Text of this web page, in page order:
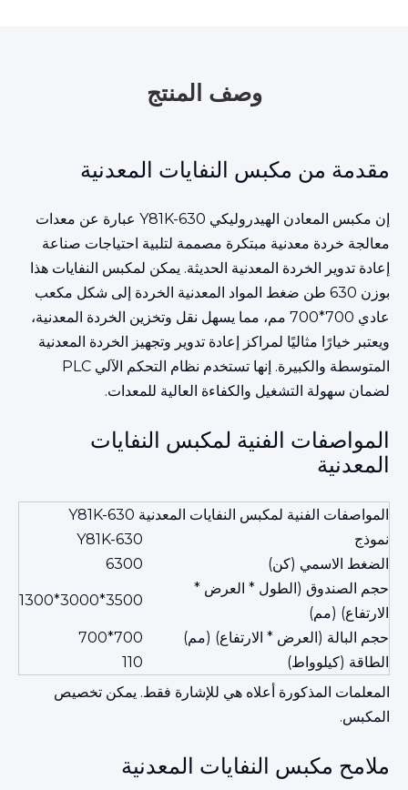
وصف المنتج
مقدمة من مكبس النفايات المعدنية
إن مكبس المعادن الهيدروليكي Y81K-630 عبارة عن معدات
معالجة خردة معدنية مبتكرة مصممة لتلبية احتياجات صناعة
إعادة تدوير الخردة المعدنية الحديثة. يمكن لمكبس النفايات هذا
بوزن 630 طن ضغط المواد المعدنية الخردة إلى شكل مكعب
عادي 700*700 مم، مما يسهل نقل وتخزين الخردة المعدنية،
ويعتبر خيارًا مثاليًا لمراكز إعادة تدوير وتجهيز الخردة المعدنية
المتوسطة والكبيرة. إنها تستخدم نظام التحكم الآلي PLC
لضمان سهولة التشغيل والكفاءة العالية للمعدات.
المواصفات الفنية لمكبس النفايات
المعدنية
المواصفات الفنية لمكبس النفايات المعدنية Y81K-630
نموذج
Y81K-630
الضغط الاسمي (كن)
6300
حجم الصندوق (الطول * العرض *
الارتفاع) (مم)
3500*3000*1300
حجم البالة (العرض * الارتفاع) (مم)
700*700
الطاقة (كيلوواط)
110
المعلمات المذكورة أعلاه هي للإشارة فقط. يمكن تخصيص
المكبس.
ملامح مكبس النفايات المعدنية